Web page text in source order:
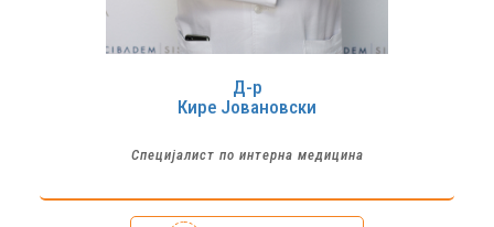
Д-р
Кире Јовановски
Специјалист по интерна медицина